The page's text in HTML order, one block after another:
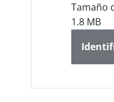
Tamaño
1.8 MB